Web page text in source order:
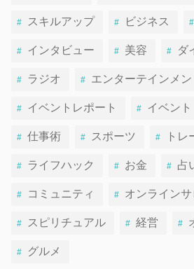
スキルアップ ビジネス
インタビュー 美容 ダ
ラジオ エンターテインメン
イベントレポート イベント
仕事術 スポーツ トレ
ライフハック お金 占
コミュニティ オンラインサ
スピリチュアル 経営
グルメ